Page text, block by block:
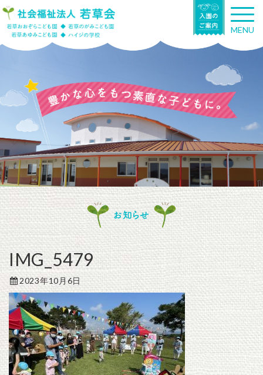
T
o
g
n
g
a
t
n
MENU
お知らせ
IMG_5479
2023年10月6日